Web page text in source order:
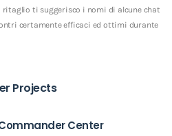
ti suggerisco i nomi di alcune chat
certamente efficaci ed ottimi durante
Projects
Center